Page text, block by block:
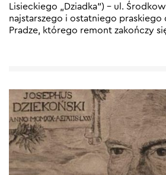
Lisieckiego „Dziadka”) – ul.
najstarszego i ostatniego praskiego
Pradze, którego remont zakończy